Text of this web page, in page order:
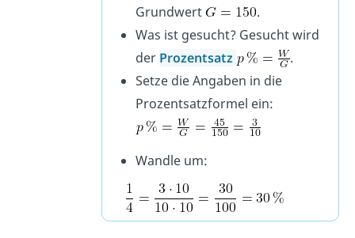
Grundwert
.
Was ist gesucht? Gesucht wird
der Prozentsatz
.
Setze die Angaben in die
Prozentsatzformel ein:
Wandle um: